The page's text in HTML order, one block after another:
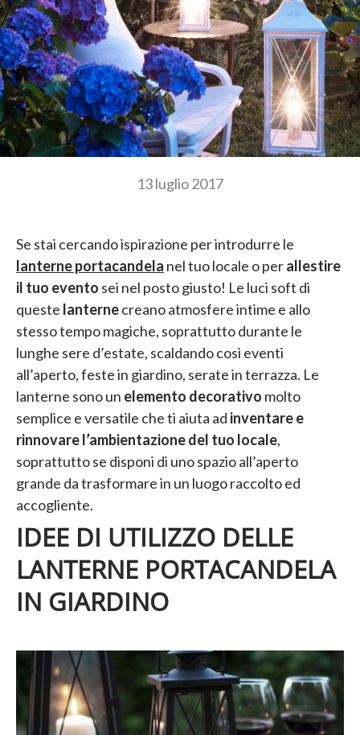
13 luglio 2017
Se stai cercando ispirazione per introdurre le
lanterne portacandela nel tuo locale o perallestire
il tuo evento sei nel posto giusto! Le luci soft di
queste lanternecreano atmosfere intime e allo
stesso tempo magiche, soprattutto durante le
lunghe sere d’estate, scaldando così eventi
all’aperto, feste in giardino, serate in terrazza. Le
lanterne sono un elemento decorativo molto
semplice e versatile che ti aiuta ad inventare e
rinnovare l’ambientazione del tuo locale,
soprattutto se disponi di uno spazio all’aperto
grande da trasformare in un luogo raccolto ed
accogliente.
IDEE DI UTILIZZO DELLE
LANTERNE PORTACANDELA
IN GIARDINO